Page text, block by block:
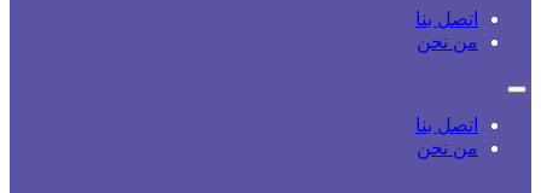
اتصل بنا
من نحن
اتصل بنا
من نحن